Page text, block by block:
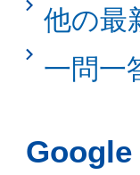
他の最
一問一
Google